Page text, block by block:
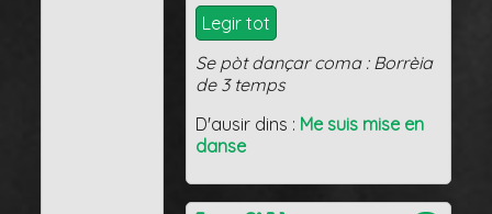
Legir tot
Se pòt dançar coma : Borrèia
de 3 temps
D'ausir dins : Me suis mise en
danse